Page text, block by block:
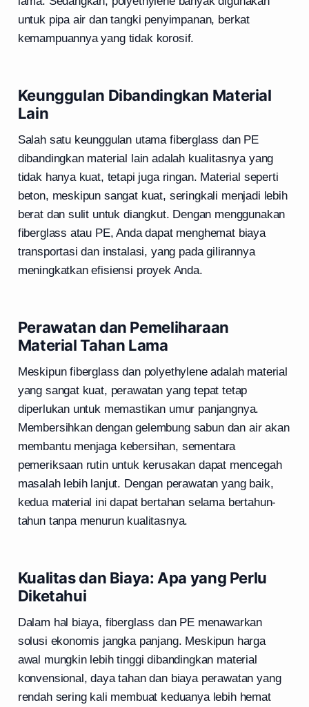
untuk pipa air dan tangki penyimpanan, berkat
kemampuannya yang tidak korosif.
Keunggulan Dibandingkan Material
Lain
Salah satu keunggulan utama fiberglass dan PE
dibandingkan material lain adalah kualitasnya yang
tidak hanya kuat, tetapi juga ringan. Material seperti
beton, meskipun sangat kuat, seringkali menjadi lebih
berat dan sulit untuk diangkut. Dengan menggunakan
fiberglass atau PE, Anda dapat menghemat biaya
transportasi dan instalasi, yang pada gilirannya
meningkatkan efisiensi proyek Anda.
Perawatan dan Pemeliharaan
Material Tahan Lama
Meskipun fiberglass dan polyethylene adalah material
yang sangat kuat, perawatan yang tepat tetap
diperlukan untuk memastikan umur panjangnya.
Membersihkan dengan gelembung sabun dan air akan
membantu menjaga kebersihan, sementara
pemeriksaan rutin untuk kerusakan dapat mencegah
masalah lebih lanjut. Dengan perawatan yang baik,
kedua material ini dapat bertahan selama bertahun-
tahun tanpa menurun kualitasnya.
Kualitas dan Biaya: Apa yang Perlu
Diketahui
Dalam hal biaya, fiberglass dan PE menawarkan
solusi ekonomis jangka panjang. Meskipun harga
awal mungkin lebih tinggi dibandingkan material
konvensional, daya tahan dan biaya perawatan yang
rendah sering kali membuat keduanya lebih hemat